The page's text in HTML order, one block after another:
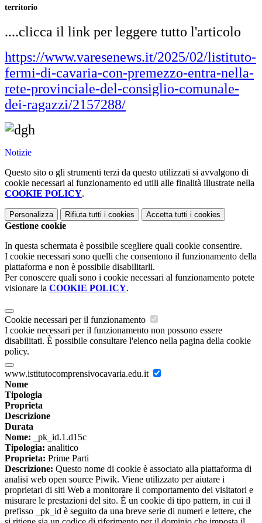
territorio
....clicca il link per leggere tutto l'articolo
https://www.varesenews.it/2025/02/listituto-
fermi-di-cavaria-con-premezzo-entra-nella-
rete-provinciale-del-consiglio-comunale-
dei-ragazzi/2157288/
Notizie
Questo sito o gli strumenti terzi da questo utilizzati si avvalgono di
cookie necessari al funzionamento ed utili alle finalità illustrate nella
COOKIE POLICY.
Personalizza Rifiuta tutti i cookies Accetta tutti i cookies
Gestione cookie
In questa schermata è possibile scegliere quali cookie consentire.
I cookie necessari sono quelli che consentono il funzionamento della
piattaforma e non è possibile disabilitarli.
Per conoscere quali sono i cookie necessari al funzionamento potete
visionare la COOKIE POLICY.
Cookie necessari per il funzionamento
I cookie necessari per il funzionamento non possono essere
disabilitati. È possibile consultare l'elenco nella pagina della cookie
policy.
www.istitutocomprensivocavaria.edu.it
Nome
Tipologia
Proprieta
Descrizione
Durata
Nome: _pk_id.1.d15c
Tipologia: analitico
Proprieta: Prime Parti
Descrizione: Questo nome di cookie è associato alla piattaforma di
analisi web open source Piwik. Viene utilizzato per aiutare i
proprietari di siti Web a monitorare il comportamento dei visitatori e
misurare le prestazioni del sito. È un cookie di tipo pattern, in cui il
prefisso _pk_id è seguito da una breve serie di numeri e lettere, che